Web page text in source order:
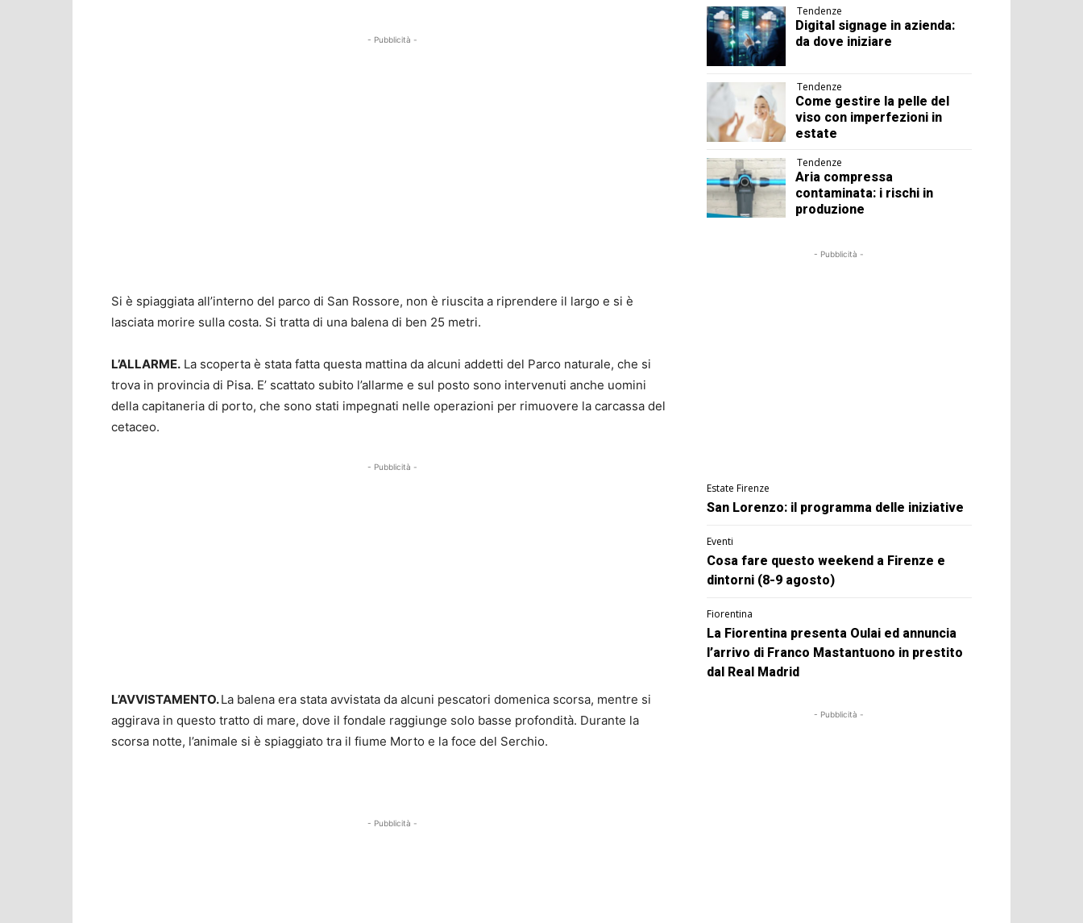
- Pubblicità -
Si è spiaggiata all’interno del parco di San Rossore, non è riuscita a riprendere il largo e si è
lasciata morire sulla costa. Si tratta di una balena di ben 25 metri.
L’ALLARME. La scoperta è stata fatta questa mattina da alcuni addetti del Parco naturale, che si
trova in provincia di Pisa. E’ scattato subito l’allarme e sul posto sono intervenuti anche uomini
della capitaneria di porto, che sono stati impegnati nelle operazioni per rimuovere la carcassa del
cetaceo.
- Pubblicità -
L’AVVISTAMENTO.La balena era stata avvistata da alcuni pescatori domenica scorsa, mentre si
aggirava in questo tratto di mare, dove il fondale raggiunge solo basse profondità. Durante la
scorsa notte, l’animale si è spiaggiato tra il fiume Morto e la foce del Serchio.
- Pubblicità -
Tendenze
Digital signage in azienda:
da dove iniziare
Tendenze
Come gestire la pelle del
viso con imperfezioni in
estate
Tendenze
Aria compressa
contaminata: i rischi in
produzione
- Pubblicità -
Estate Firenze
San Lorenzo: il programma delle iniziative
Eventi
Cosa fare questo weekend a Firenze e
dintorni (8-9 agosto)
Fiorentina
La Fiorentina presenta Oulai ed annuncia
l’arrivo di Franco Mastantuono in prestito
dal Real Madrid
- Pubblicità -